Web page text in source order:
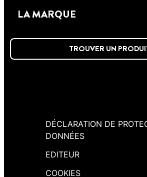
LA MARQUE
TROUVER UN
DÉCLARATION DE
DONNÉES
EDITEUR
COOKIES